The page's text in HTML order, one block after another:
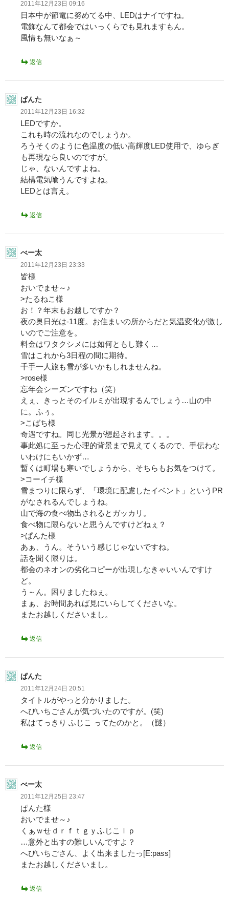
2011年12月23日 09:16
日本中が節電に努めてる中、LEDはナイですね。
電飾なんて都会ではいっくらでも見れますもん。
風情も無いなぁ～
返信
ぱんた
2011年12月23日 16:32
LEDですか。
これも時の流れなのでしょうか。
ろうそくのように色温度の低い高輝度LED使用で、ゆらぎ
も再現なら良いのですが。
じゃ、ないんですよね。
結構電気喰うんですよね。
LEDとは言え。
返信
べー太
2011年12月23日 23:33
皆様
おいでませ～♪
>たるねこ様
お！？年末もお越しですか？
夜の奥日光は-11度。お住まいの所からだと気温変化が激し
いのでご注意を。
料金はワタクシメには如何ともし難く…
雪はこれから3日程の間に期待。
千手一人旅も雪が多いかもしれませんね。
>rose様
忘年会シーズンですね（笑）
えぇ、きっとそのイルミが出現するんでしょう…山の中
に。ふぅ。
>こばち様
奇遇ですね。同じ光景が想起されます。。。
事此処に至った心理的背景まで見えてくるので、手伝わな
いわけにもいかず…
暫くは町場も寒いでしょうから、そちらもお気をつけて。
>コーイチ様
雪まつりに限らず、「環境に配慮したイベント」というPR
がなされるんでしょうね。
山で海の食べ物出されるとガッカリ。
食べ物に限らないと思うんですけどねぇ？
>ぱんた様
あぁ、うん。そういう感じじゃないですね。
話を聞く限りは。
都会のネオンの劣化コピーが出現しなきゃいいんですけ
ど。
う～ん。困りましたねぇ。
まぁ、お時間あれば見にいらしてくださいな。
またお越しくださいまし。
返信
ぱんた
2011年12月24日 20:51
タイトルがやっと分かりました。
へびいちごさんが気づいたのですが。(笑)
私はてっきり ふじこ ってたのかと。（謎）
返信
べー太
2011年12月25日 23:47
ぱんた様
おいでませ～♪
くぁｗせｄｒｆｔｇｙふじこｌｐ
…意外と出すの難しいんですよ？
へびいちごさん、よく出来ましたっ[E:pass]
またお越しくださいまし。
返信